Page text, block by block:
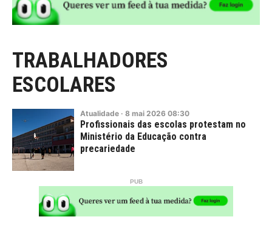
TRABALHADORES
ESCOLARES
Atualidade · 8 mai 2026 08:30
Profissionais das escolas protestam no
Ministério da Educação contra
precariedade